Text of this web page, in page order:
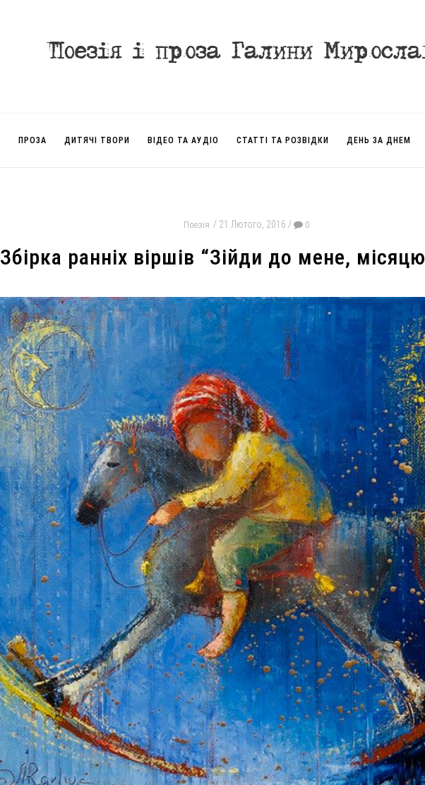
ПРОЗА ДИТЯЧІ ТВОРИ ВІДЕО ТА АУДІО СТАТТІ ТА РОЗВІДКИ ДЕНЬ ЗА ДНЕМ
Поезія 21 Лютого, 2016 0
Збірка ранніх віршів “Зійди до мене,